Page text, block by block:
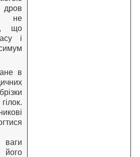
дров
не
що
і
в
ваги